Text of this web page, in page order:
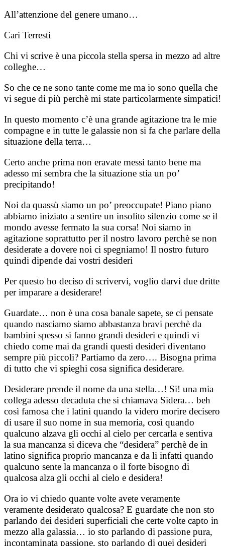
All’attenzione del genere umano…
Cari Terresti
Chi vi scrive è una piccola stella spersa in mezzo ad altre
colleghe…
So che ce ne sono tante come me ma io sono quella che
vi segue di più perchè mi state particolarmente simpatici!
In questo momento c’è una grande agitazione tra le mie
compagne e in tutte le galassie non si fa che parlare della
situazione della terra…
Certo anche prima non eravate messi tanto bene ma
adesso mi sembra che la situazione stia un po’
precipitando!
Noi da quassù siamo un po’ preoccupate! Piano piano
abbiamo iniziato a sentire un insolito silenzio come se il
mondo avesse fermato la sua corsa! Noi siamo in
agitazione soprattutto per il nostro lavoro perchè se non
desiderate a dovere noi ci spegniamo! Il nostro futuro
quindi dipende dai vostri desideri
Per questo ho deciso di scrivervi, voglio darvi due dritte
per imparare a desiderare!
Guardate… non è una cosa banale sapete, se ci pensate
quando nasciamo siamo abbastanza bravi perchè da
bambini spesso si fanno grandi desideri e quindi vi
chiedo come mai da grandi questi desideri diventano
sempre più piccoli? Partiamo da zero…. Bisogna prima
di tutto che vi spieghi cosa significa desiderare.
Desiderare prende il nome da una stella…! Si! una mia
collega adesso decaduta che si chiamava Sidera… beh
così famosa che i latini quando la videro morire decisero
di usare il suo nome in sua memoria, così quando
qualcuno alzava gli occhi al cielo per cercarla e sentiva
la sua mancanza si diceva che “desidera” perchè de in
latino significa proprio mancanza e da li infatti quando
qualcuno sente la mancanza o il forte bisogno di
qualcosa alza gli occhi al cielo e desidera!
Ora io vi chiedo quante volte avete veramente
veramente desiderato qualcosa? E guardate che non sto
parlando dei desideri superficiali che certe volte capto in
mezzo alla galassia… io sto parlando di passione pura,
incontaminata passione, sto parlando di quei desideri